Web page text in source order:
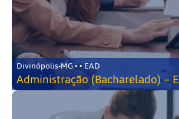
Divinópolis-MG • • EAD
Administração (Bacharelado) –